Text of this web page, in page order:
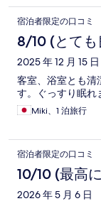
宿泊者限定の口コミ
8/10 (とても
2025 年 12 月 15 日
客室、浴室とも清
す。ぐっすり眠れ
Miki、1 泊旅行
宿泊者限定の口コミ
10/10 (最高
2026 年 5 月 6 日